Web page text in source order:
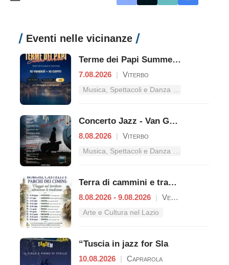
Eventi nelle vicinanze
Terme dei Papi Summer Live Show
7.08.2026 | Viterbo
Concerto Jazz - Van Gogh
8.08.2026 | Viterbo
Terra di cammini e tradizioni
8.08.2026 - 9.08.2026 | Vetralla
Arte e Cultura nel Lazio
“Tuscia in jazz for Sla
10.08.2026 | Caprarola